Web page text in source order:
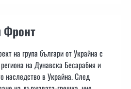
Фронт
на група българи от Украйна с
на Дунавска Бесарабия и
наследство в Украйна. След